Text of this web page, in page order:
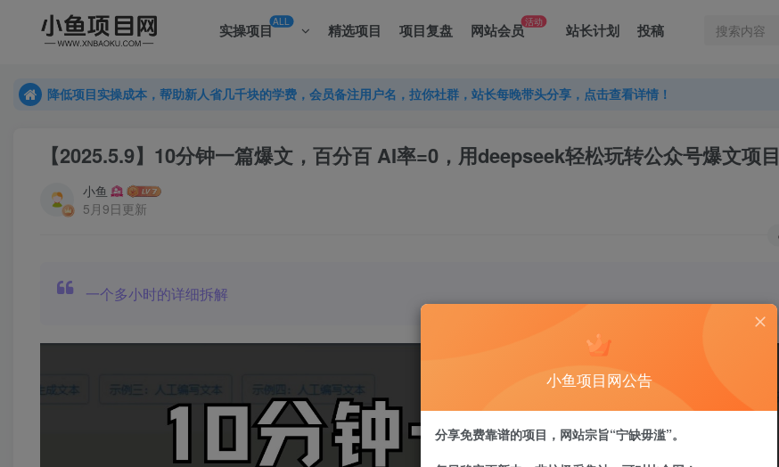
实操项目ALL 精选项目 项目复盘 网站会员活动 站长计划 投稿
降低项目实操成本，帮助新人省几千块的学费，会员备注用户名，拉你社群，站长每晚带头分享，点击查看详情！
降低项目实操成本，帮助新人省几千块的学费，会员备注用户名，拉你社群，站长每晚带头分享，点击查看详情！
【2025.5.9】10分钟一篇爆文，百分百 AI率=0，用deepseek轻松玩转公众号爆文项目
小鱼
5月9日更新
一个多小时的详细拆解
小鱼项目网公告
分享免费靠谱的项目，网站宗旨“宁缺毋滥”。